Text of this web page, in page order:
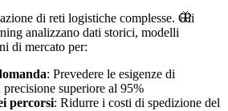
🦋
di reti logistiche complesse. Gli
analizzano dati storici, modelli
di mercato per:
: Prevedere le esigenze di
superiore al 95%
percorsi: Ridurre i costi di spedizione del